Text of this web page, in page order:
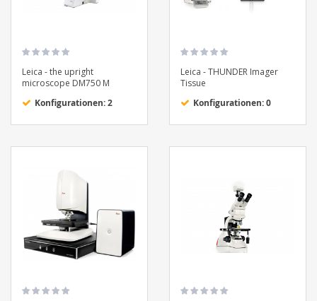
Leica - the upright
microscope DM750 M
Konfigurationen: 2
Leica - THUNDER Imager
Tissue
Konfigurationen: 0